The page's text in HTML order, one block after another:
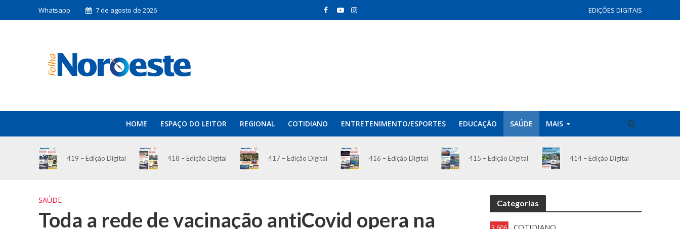
Whatsapp 7 de agosto de 2026 EDIÇÕES DIGITAIS
HOME ESPAÇO DO LEITOR REGIONAL COTIDIANO ENTRETENIMENTO/ESPORTES EDUCAÇÃO SAÚDE MAIS
419 – Edição Digital 418 – Edição Digital 417 – Edição Digital 416 – Edição Digital 415 – Edição Digital 414 – Edição Digital
SAÚDE
Toda a rede de vacinação antiCovid opera na
Categorias